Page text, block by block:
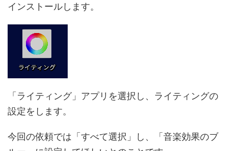
インストールします。
「ライティング」アプリを選択し、ライティングの
設定をします。
今回の依頼では「すべて選択」し、「音楽効果のブ